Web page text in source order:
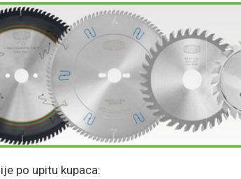
po upitu kupaca: